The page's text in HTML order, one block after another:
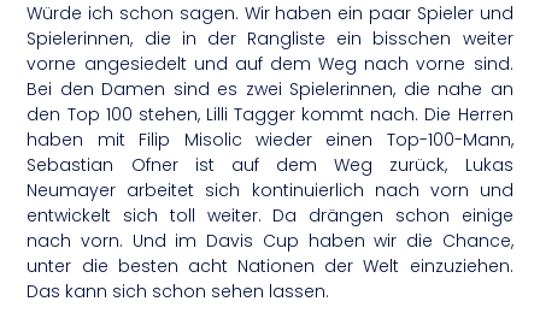
Würde ich schon sagen. Wir haben ein paar Spieler und
Spielerinnen, die in der Rangliste ein bisschen weiter
vorne angesiedelt und auf dem Weg nach vorne sind.
Bei den Damen sind es zwei Spielerinnen, die nahe an
den Top 100 stehen, Lilli Tagger kommt nach. Die Herren
haben mit Filip Misolic wieder einen Top-100-Mann,
Sebastian Ofner ist auf dem Weg zurück, Lukas
Neumayer arbeitet sich kontinuierlich nach vorn und
entwickelt sich toll weiter. Da drängen schon einige
nach vorn. Und im Davis Cup haben wir die Chance,
unter die besten acht Nationen der Welt einzuziehen.
Das kann sich schon sehen lassen.